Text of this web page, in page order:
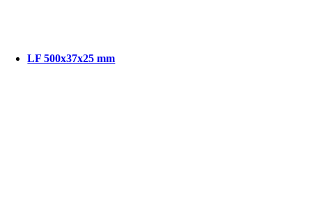
LF 500x37x25 mm